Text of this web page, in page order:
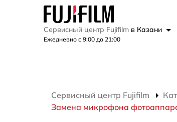
Сервисный центр Fujifilm в Казани
Ежедневно с 9:00 до 21:00
Сервисный центр Fujifilm
Замена микрофона